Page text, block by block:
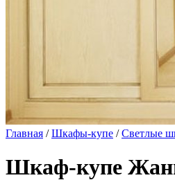
Главная /Шкафы-купе /Светлые
Шкаф-купе